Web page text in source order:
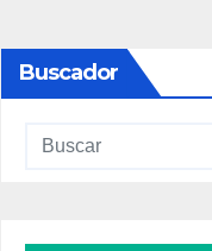
Buscador